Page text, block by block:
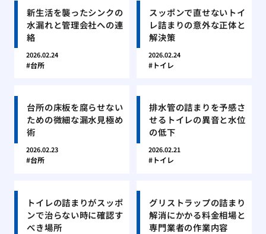
新生活を襲ったシンクの
水漏れと管理会社への連
絡
2026.02.24
台所
スッポンで直せないトイ
レ詰まりの意外な正体と
解決策
2026.02.24
トイレ
台所の床板を腐らせない
ための微細な漏水見極め
術
2026.02.23
台所
排水管の詰まりを予感さ
せるトイレの異音と水位
の低下
2026.02.21
トイレ
トイレの詰まりがスッポ
ンで治らない時に確認す
べき場所
グリストラップの詰まり
解消にかかる料金相場と
専門業者の作業内容